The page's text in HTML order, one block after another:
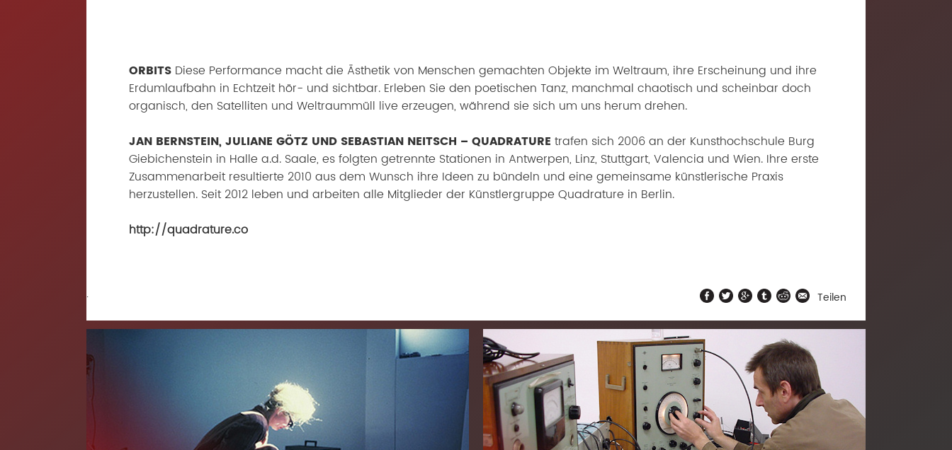
ORBITS Diese Performance macht die Ästhetik von Menschen gemachten Objekte im Weltraum, ihre Erscheinung und ihre
Erdumlaufbahn in Echtzeit hör- und sichtbar. Erleben Sie den poetischen Tanz, manchmal chaotisch und scheinbar doch
organisch, den Satelliten und Weltraummüll live erzeugen, während sie sich um uns herum drehen.
JAN BERNSTEIN, JULIANE GÖTZ UND SEBASTIAN NEITSCH – QUADRATURE trafen sich 2006 an der Kunsthochschule Burg
Giebichenstein in Halle a.d. Saale, es folgten getrennte Stationen in Antwerpen, Linz, Stuttgart, Valencia und Wien. Ihre erste
Zusammenarbeit resultierte 2010 aus dem Wunsch ihre Ideen zu bündeln und eine gemeinsame künstlerische Praxis
herzustellen. Seit 2012 leben und arbeiten alle Mitglieder der Künstlergruppe Quadrature in Berlin.
http://quadrature.co
. Teilen